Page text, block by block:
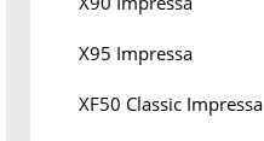
X95 Impressa
XF50 Classic Impressa